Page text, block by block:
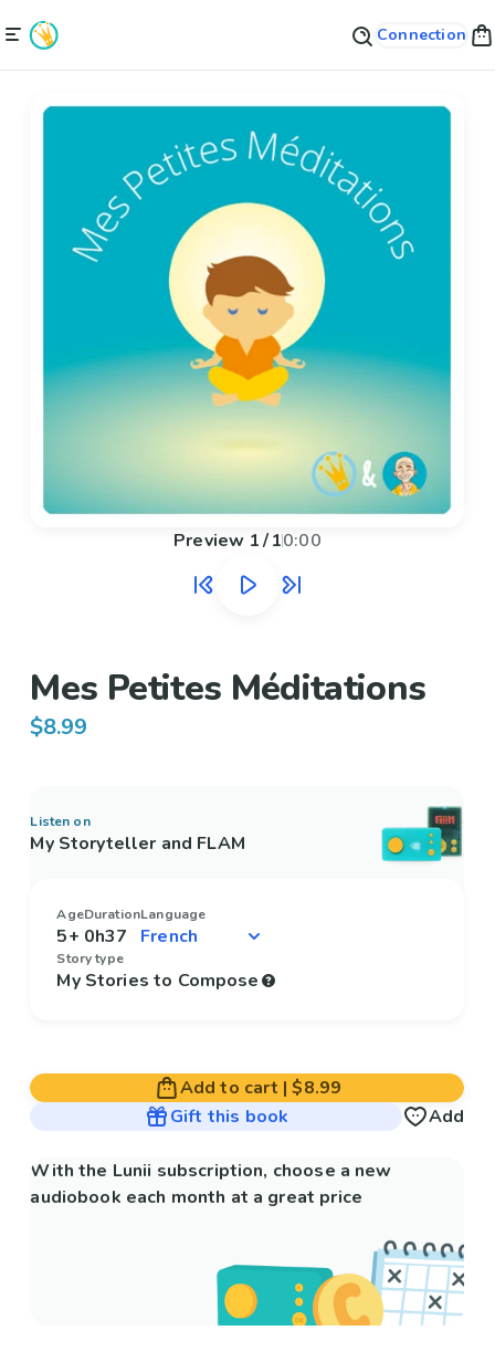
Connection
Preview 1/10:00
Mes Petites Méditations
$8.99
Listen on
My Storyteller and FLAM
Age
5+
Duration
0h37
Language
Story type
My Stories to Compose
Add to cart |$8.99
Gift this book
Add
With the Lunii subscription, choose a new
audiobook each month at a great price